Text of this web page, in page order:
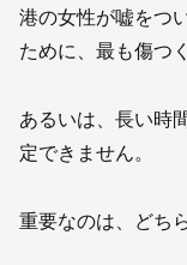
港の女性が嘘をつ
ために、最も傷つ
あるいは、長い時
定できません。
重要なのは、どち